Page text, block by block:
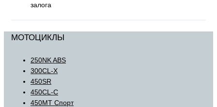
залога
МОТОЦИКЛЫ
250NK ABS
300CL-X
450SR
450CL-C
450MT Спорт